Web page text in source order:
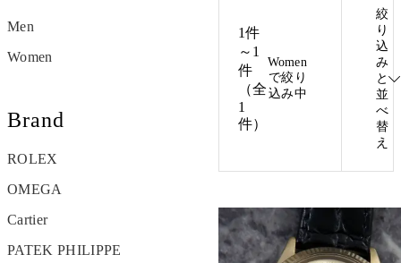
1件
～1
件
（全
1
件）
Women
で絞り
込み中
絞
り
込
み
と
並
べ
替
え
Men
Women
Brand
ROLEX
OMEGA
Cartier
PATEK PHILIPPE